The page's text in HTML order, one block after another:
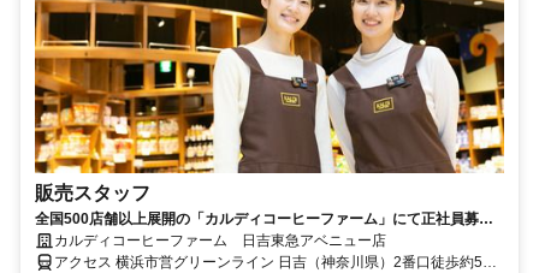
販売スタッフ
全国500店舗以上展開の「カルディコーヒーファーム」にて正社員募集
中／接客と店舗運営に関わるお仕事です
カルディコーヒーファーム 日吉東急アベニュー店
アクセス 横浜市営グリーンライン 日吉（神奈川県）2番口徒歩約5